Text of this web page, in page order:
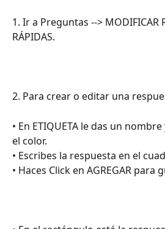
1. Ir a Preguntas --> MODIFICAR
RÁPIDAS.
2. Para crear o editar una
• En ETIQUETA le das un
el color.
• Escribes la respuesta en el
• Haces Click en AGREGAR para